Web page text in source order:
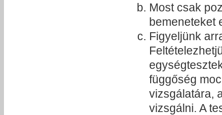
Most csak
bemeneteket
Figyeljünk
függőség
vizsgálatára,
vizsgálni. A